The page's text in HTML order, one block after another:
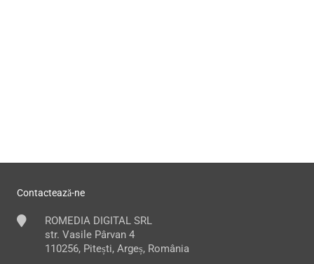
Contactează-ne
ROMEDIA DIGITAL SRL
str. Vasile Pârvan 4
110256, Pitești, Argeș, România